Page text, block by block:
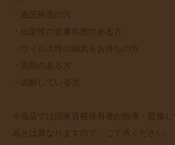
・血圧疾患の方
・伝染性の皮膚疾患のある方
・ウィルス性の病気をお持ちの方
・高熱のある方
・泥酔している方
※当店では国家資格保有者が指導・監修し
為とは異なりますので、ご了承ください。